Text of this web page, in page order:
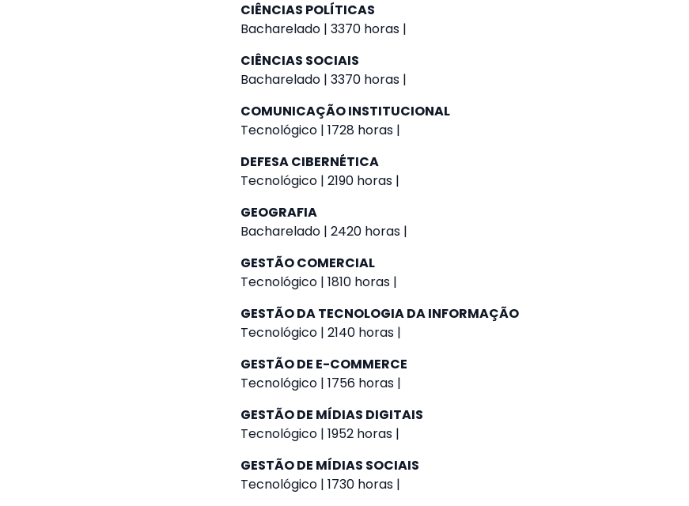
CIÊNCIAS POLÍTICAS
Bacharelado | 3370 horas |
CIÊNCIAS SOCIAIS
Bacharelado | 3370 horas |
COMUNICAÇÃO INSTITUCIONAL
Tecnológico | 1728 horas |
DEFESA CIBERNÉTICA
Tecnológico | 2190 horas |
GEOGRAFIA
Bacharelado | 2420 horas |
GESTÃO COMERCIAL
Tecnológico | 1810 horas |
GESTÃO DA TECNOLOGIA DA INFORMAÇÃO
Tecnológico | 2140 horas |
GESTÃO DE E-COMMERCE
Tecnológico | 1756 horas |
GESTÃO DE MÍDIAS DIGITAIS
Tecnológico | 1952 horas |
GESTÃO DE MÍDIAS SOCIAIS
Tecnológico | 1730 horas |